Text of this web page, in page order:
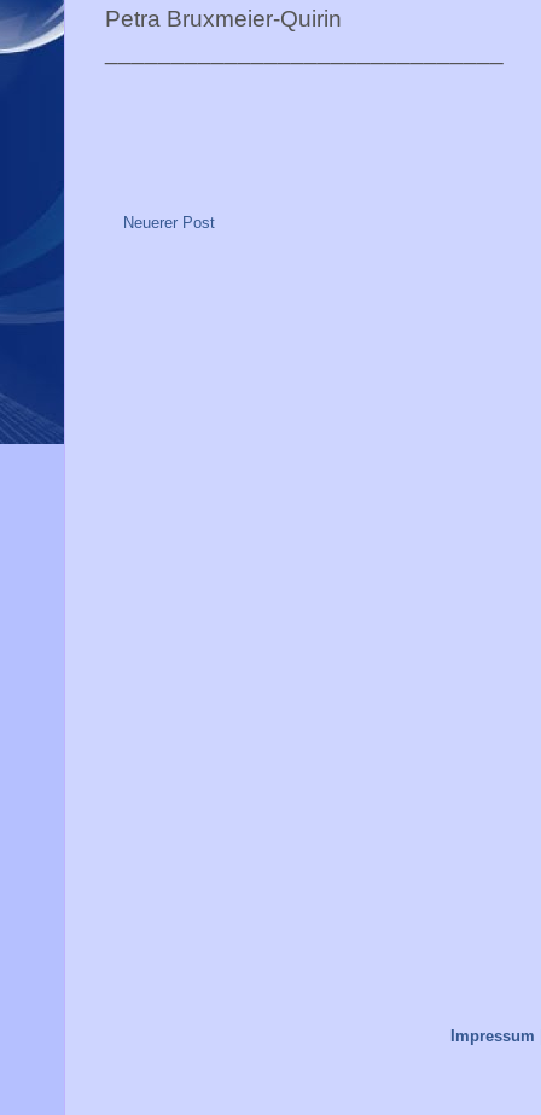
Petra Bruxmeier-Quirin
Neuerer Post
Impressum